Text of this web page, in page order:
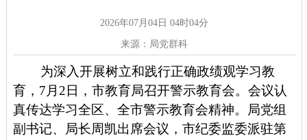
2026年07月04日 04时04分
来源：局党群科
为深入开展树立和践行正确政绩观学习教
育，7月2日，市教育局召开警示教育会。会议认
真传达学习全区、全市警示教育会精神。局党组
副书记、局长周凯出席会议，市纪委监委派驻第